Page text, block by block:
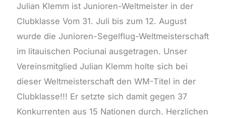
Julian Klemm ist Junioren-Weltmeister in der
Clubklasse Vom 31. Juli bis zum 12. August
wurde die Junioren-Segelflug-Weltmeisterschaft
im litauischen Pociunai ausgetragen. Unser
Vereinsmitglied Julian Klemm holte sich bei
dieser Weltmeisterschaft den WM-Titel in der
Clubklasse!!! Er setzte sich damit gegen 37
Konkurrenten aus 15 Nationen durch. Herzlichen
Clubklasse